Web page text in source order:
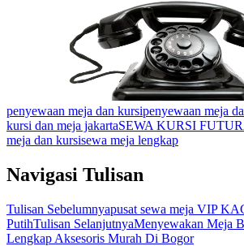
penyewaan meja dan kursipenyewaan meja
kursi dan meja jakartaSEWA KURSI
meja dan kursisewa meja lengkap
Navigasi Tulisan
Tulisan Sebelumnyapusat sewa meja VIP
PutihTulisan SelanjutnyaMenyewakan Meja
Lengkap Aksesoris Murah Di Bogor